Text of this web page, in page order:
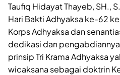
Taufiq Hidayat Thayeb, SH.,
Hari Bakti Adhyaksa ke-62
Korps Adhyaksa dan
dedikasi dan
prinsip Tri Krama Adhyaksa
wicaksana sebagai doktrin